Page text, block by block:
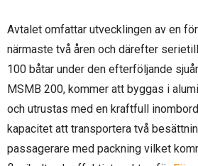
Avtalet omfattar utvecklingen av en
närmaste två åren och därefter
100 båtar under den efterföljande
MSMB 200, kommer att byggas i
och utrustas med en kraftfull
kapacitet att transportera två
passagerare med packning vilket